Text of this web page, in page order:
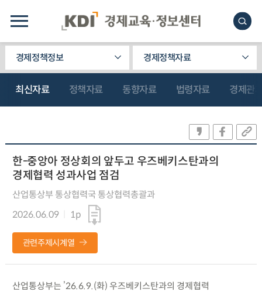
경제정책정보 경제정책자료
최신자료 정책자료 동향자료 법령자료 경제관
한-중앙아 정상회의 앞두고 우즈베키스탄과의
경제협력 성과사업 점검
산업통상부 통상협력국 통상협력총괄과
2026.06.09
1p
관련주제시계열
산업통상부는 ’26.6.9.(화) 우즈베키스탄과의 경제협력